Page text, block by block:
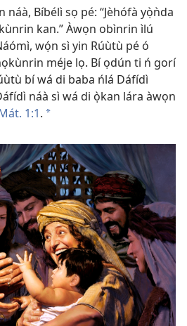
náà, Bíbélì sọ pé: “Jèhófà yọ̀ǹda
kan.” Àwọn obìnrin ìlú
wọ́n sì yin Rúùtù pé ó
méje lọ. Bí ọdún ti ń gorí
bí wá di baba ńlá Dáfídì
náà sì wá di ọ̀kan lára àwọn
1:1. *